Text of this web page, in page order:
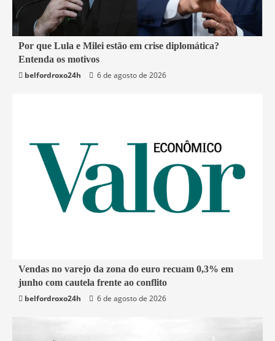
2 min read
Mundo
Por que Lula e Milei estão em crise diplomática?
Entenda os motivos
belfordroxo24h
6 de agosto de 2026
1 min read
Economia
Vendas no varejo da zona do euro recuam 0,3% em
junho com cautela frente ao conflito
belfordroxo24h
6 de agosto de 2026